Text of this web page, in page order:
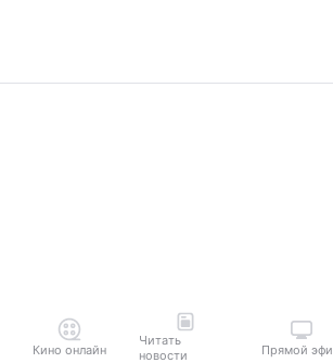
Кино онлайн
Читать
новости
Прямой